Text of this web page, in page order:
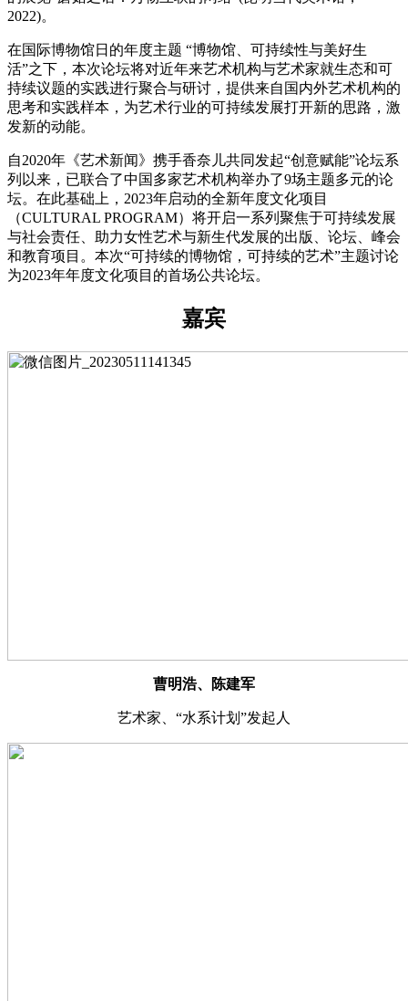
2022)。
在国际博物馆日的年度主题 “博物馆、可持续性与美好生
活”之下，本次论坛将对近年来艺术机构与艺术家就生态和可
持续议题的实践进行聚合与研讨，提供来自国内外艺术机构的
思考和实践样本，为艺术行业的可持续发展打开新的思路，激
发新的动能。
自2020年《艺术新闻》携手香奈儿共同发起“创意赋能”论坛系
列以来，已联合了中国多家艺术机构举办了9场主题多元的论
坛。在此基础上，2023年启动的全新年度文化项目
（CULTURAL PROGRAM）将开启一系列聚焦于可持续发展
与社会责任、助力女性艺术与新生代发展的出版、论坛、峰会
和教育项目。本次“可持续的博物馆，可持续的艺术”主题讨论
为2023年年度文化项目的首场公共论坛。
嘉宾
曹明浩、陈建军
艺术家、“水系计划”发起人